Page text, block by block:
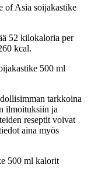
of Asia soijakastike
52 kilokaloria per
kcal.
500 ml
tarkkoina
ilmoituksiin ja
reseptit voivat
aina myös
500 ml kalorit